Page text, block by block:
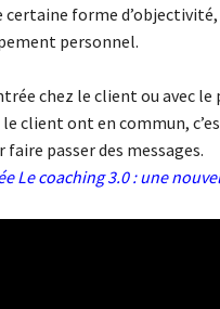
certaine forme
personnel.
chez le client ou avec
client ont en commun,
faire passer des messages.
Le coaching 3.0 : une